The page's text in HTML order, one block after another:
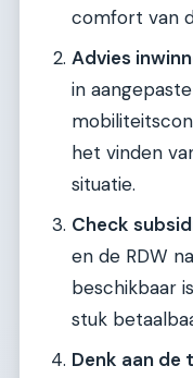
comfort van
Advies
in
het vinden
situatie.
Check
en de RDW
beschikbaar
stuk
Denk aan de